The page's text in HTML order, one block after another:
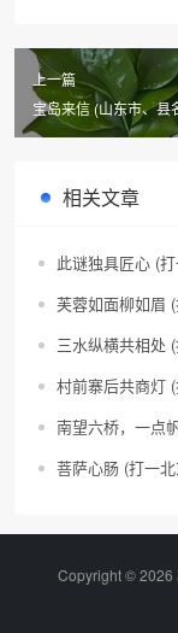
上一篇
宝岛来信 (山东市、县
相关文章
此谜独具匠心 (
芙蓉如面柳如眉
三水纵横共相处
村前寨后共商灯
南望六桥，一点
菩萨心肠 (打一
Copyright © 2026